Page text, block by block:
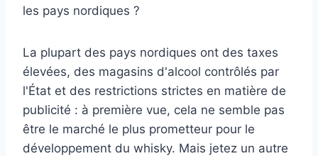
les pays nordiques ?
La plupart des pays nordiques ont des taxes
élevées, des magasins d'alcool contrôlés par
l'État et des restrictions strictes en matière de
publicité : à première vue, cela ne semble pas
être le marché le plus prometteur pour le
développement du whisky. Mais jetez un autre